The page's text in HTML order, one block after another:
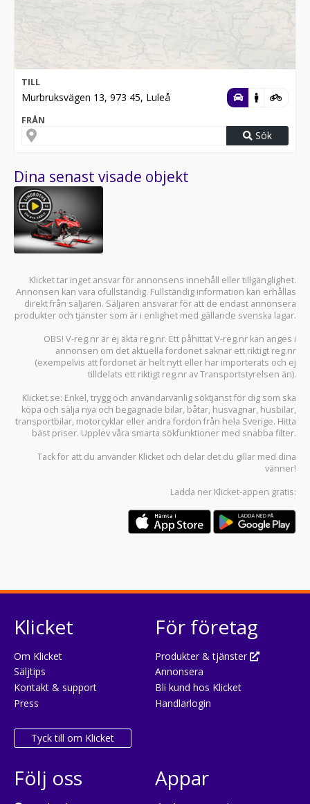
TILL
Murbruksvägen 13, 973 45, Luleå
FRÅN
Sök
Dina senast visade objekt
Klicket tar inget ansvar för annonsens innehåll eller tillgänglighet.
Annonsen kan vara ofullständig. Fullständig information kan erhållas
direkt från säljaren. Säljaren ansvarar för att de endast annonsera
produkter och tjänster som är i enlighet med gällande svenska lagar.
OBS! V-reg.nr är ej äkta reg.nr. Ett påhittat V-reg.nr kan anges i
annonsen om det aktuella fordonet saknar ett riktigt reg.nr
(exempelvis att fordonet är helt nytt eller har importerats och ej
tilldelats ett riktigt reg.nr av Transportstyrelsen än).
Klicket.se: Enkel, trygg och användarvänlig söktjänst för dig som ska
köpa och sälja nya och begagnade bilar, båtar, husvagnar, husbilar,
transportbilar, motorcyklar eller andra fordon från hela Sverige. Hitta
bäst priser. Upplev våra smarta sökfunktioner med snabba filter.
Tack för att du använder Klicket och delar det du gillar med dina
vänner!
Ladda ner Klicket-appen gratis:
Klicket
Om Klicket
Säljtips
Kontakt & support
Press
Tyck till om Klicket
För företag
Produkter & tjänster
Annonsera
Bli kund hos Klicket
Handlarlogin
Följ oss Appar